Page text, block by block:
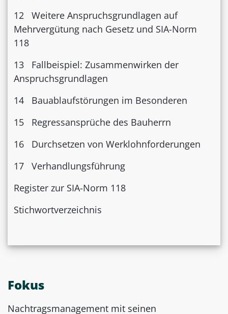
12 Weitere Anspruchsgrundlagen auf
Mehrvergütung nach Gesetz und SIA-Norm
118
13 Fallbeispiel: Zusammenwirken der
Anspruchsgrundlagen
14 Bauablaufstörungen im Besonderen
15 Regressansprüche des Bauherrn
16 Durchsetzen von Werklohnforderungen
17 Verhandlungsführung
Register zur SIA-Norm 118
Stichwortverzeichnis
Fokus
Nachtragsmanagement mit seinen